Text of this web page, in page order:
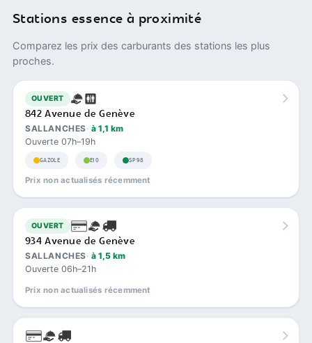
Stations essence à proximité
Comparez les prix des carburants des stations les plus
proches.
OUVERT
842 Avenue de Genève
SALLANCHES à 1,1 km
Ouverte 07h–19h
GAZOLE E10 SP98
Prix non actualisés récemment
OUVERT
934 Avenue de Genève
SALLANCHES à 1,5 km
Ouverte 06h–21h
Prix non actualisés récemment